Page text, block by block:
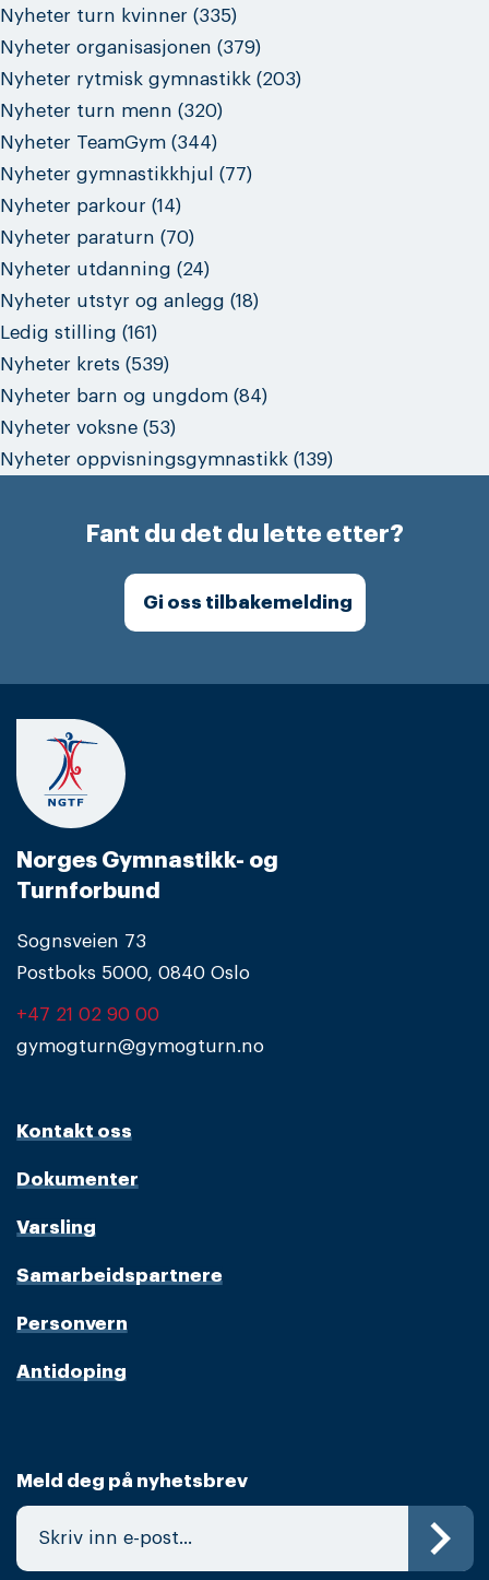
Nyheter turn kvinner (335)
Nyheter organisasjonen (379)
Nyheter rytmisk gymnastikk (203)
Nyheter turn menn (320)
Nyheter TeamGym (344)
Nyheter gymnastikkhjul
(77)
Nyheter parkour (14)
Nyheter paraturn (70)
Nyheter utdanning (24)
Nyheter utstyr og anlegg (18)
Ledig stilling (161)
Nyheter krets (539)
Nyheter barn og ungdom (84)
Nyheter voksne (53)
Nyheter oppvisningsgymnastikk (139)
Fant du det du lette etter?
Gi oss tilbakemelding
Norges Gymnastikk- og
Turnforbund
Sognsveien 73
Postboks 5000, 0840 Oslo
+47 21 02 90 00
gymogturn@gymogturn.no
Kontakt oss
Dokumenter
Varsling
Samarbeidspartnere
Personvern
Antidoping
Meld deg på nyhetsbrev